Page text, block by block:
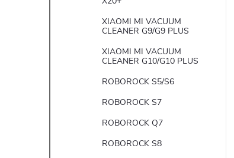
XIAOMI MI VACUUM
CLEANER G9/G9 PLUS
XIAOMI MI VACUUM
CLEANER G10/G10 PLUS
ROBOROCK S5/S6
ROBOROCK S7
ROBOROCK Q7
ROBOROCK S8